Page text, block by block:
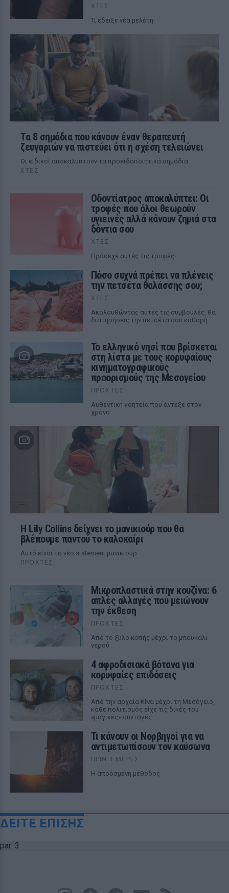
ΧΤΕΣ
Τι έδειξε νέα μελέτη
Τα 8 σημάδια που κάνουν έναν θεραπευτή
ζευγαριών να πιστεύει ότι η σχέση τελειώνει
Οι ειδικοί αποκαλύπτουν τα προειδοποιητικά σημάδια
ΧΤΕΣ
Οδοντίατρος αποκαλύπτει: Οι
τροφές που όλοι θεωρούν
υγιεινές αλλά κάνουν ζημιά στα
δόντια σου
ΧΤΕΣ
Πρόσεχε αυτές τις τροφές!
Πόσο συχνά πρέπει να πλένεις
την πετσέτα θαλάσσης σου;
ΧΤΕΣ
Ακολουθώντας αυτές τις συμβουλές, θα
διατηρήσεις την πετσέτα σου καθαρή
Το ελληνικό νησί που βρίσκεται
στη λίστα με τους κορυφαίους
κινηματογραφικούς
προορισμούς της Μεσογείου
ΠΡΟΧΤΈΣ
Αυθεντική γοητεία που άντεξε στον
χρόνο
Η Lily Collins δείχνει το μανικιούρ που θα
βλέπουμε παντού το καλοκαίρι
Αυτό είναι το νέο statement μανικιούρ
ΠΡΟΧΤΈΣ
Μικροπλαστικά στην κουζίνα: 6
απλές αλλαγές που μειώνουν
την έκθεση
ΠΡΟΧΤΈΣ
Από το ξύλο κοπής μέχρι το μπουκάλι
νερού
4 αφροδισιακά βότανα για
κορυφαίες επιδόσεις
ΠΡΟΧΤΈΣ
Από την αρχαία Κίνα μέχρι τη Μεσόγειο,
κάθε πολιτισμός είχε τις δικές του
«μαγικές» συνταγές
Τι κάνουν οι Νορβηγοί για να
αντιμετωπίσουν τον καύσωνα
ΠΡΙΝ 3 ΜΈΡΕΣ
Η απρόσμενη μέθοδος
ΔΕΙΤΕ ΕΠΙΣΗΣ
par: 3